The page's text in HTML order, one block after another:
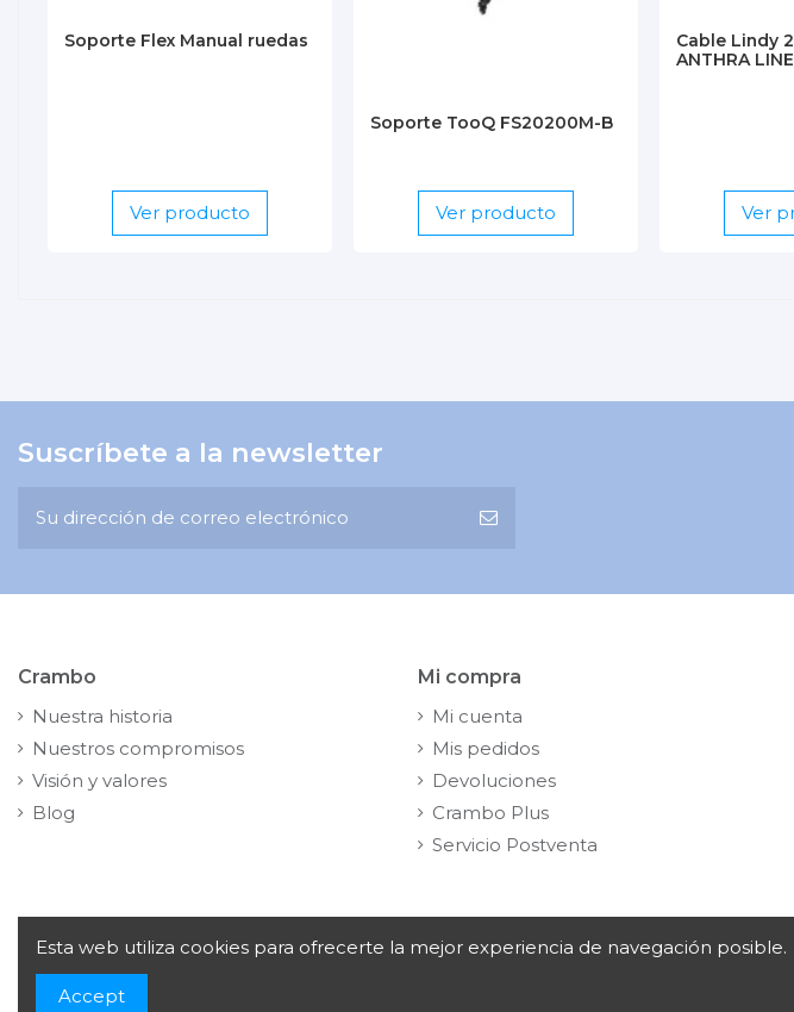
Soporte Flex Manual ruedas
Ver producto
Soporte TooQ FS20200M-B
Ver producto
Cable Lindy
ANTHRA
Ver
Suscríbete a la newsletter
Crambo
Nuestra historia
Nuestros compromisos
Visión y valores
Blog
Mi compra
Mi cuenta
Mis pedidos
Devoluciones
Crambo Plus
Servicio Postventa
Copyright© 2024 Crambo, S.A. Av. de la Vía Láctea, 1, Segunda Planta, | 28830 San
Esta web utiliza cookies para ofrecerte la mejor experiencia de navegación posible.
Accept